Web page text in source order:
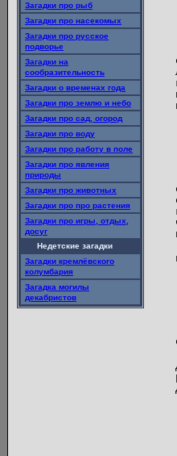
Загадки про рыб
Загадки про насекомых
Загадки про русское
подворье
Загадки на
сообразительность
Загадки о временах года
Загадки про землю и небо
Загадки про сад, огород
Загадки про воду
Загадки про работу в поле
Загадки про явления
природы
Загадки про животных
Загадки про про растения
Загадки про игры, отдых,
досуг
Недетские загадки
Загадки кремлёвского
колумбария
Загадка могилы
декабристов